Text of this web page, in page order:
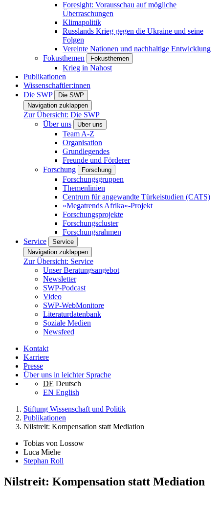
Foresight: Vorausschau auf mögliche
Überraschungen
Klimapolitik
Russlands Krieg gegen die Ukraine und seine
Folgen
Vereinte Nationen und nachhaltige Entwicklung
Fokusthemen
Fokusthemen
Krieg in Nahost
Publikationen
Wissenschaftler:innen
Die SWP
Die SWP
Navigation zuklappen
Zur Übersicht: Die SWP
Über uns
Über uns
Team A-Z
Organisation
Grundlegendes
Freunde und Förderer
Forschung
Forschung
Forschungsgruppen
Themenlinien
Centrum für angewandte Türkeistudien (CATS)
»Megatrends Afrika«-Projekt
Forschungsprojekte
Forschungscluster
Forschungsrahmen
Service
Service
Navigation zuklappen
Zur Übersicht: Service
Unser Beratungsangebot
Newsletter
SWP-Podcast
Video
SWP-WebMonitore
Literaturdatenbank
Soziale Medien
Newsfeed
Kontakt
Karriere
Presse
Über uns in leichter Sprache
DE Deutsch
EN English
Stiftung Wissenschaft und Politik
Publikationen
Nilstreit: Kompensation statt Mediation
Tobias von Lossow
Luca Miehe
Stephan Roll
Nilstreit: Kompensation statt Mediation